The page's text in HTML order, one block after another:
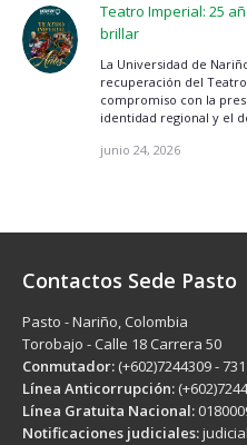
Teatro Imperial: 25
brillar
La Universidad de
recuperación del
compromiso con la
identidad regional y el
junio 24, 2026
Contactos Sede Pasto
Pasto - Nariño, Colombia
Torobajo - Calle 18 Carrera 50
Conmutador: (+602)7244309 -
Línea Anticorrupción:
Línea Gratuita Nacional:
Notificaciones judiciales: